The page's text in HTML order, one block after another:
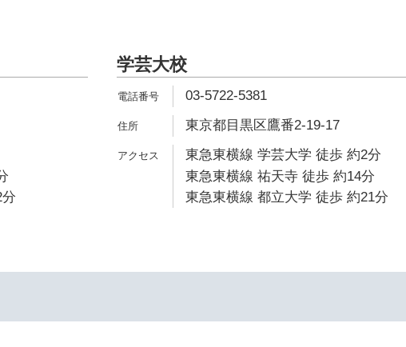
学芸大校
03-5722-5381
東京都目黒区鷹番2-19-17
東急東横線 学芸大学 徒歩 約2分
東急東横線 祐天寺 徒歩 約14分
東急東横線 都立大学 徒歩 約21分